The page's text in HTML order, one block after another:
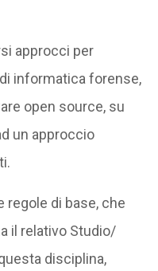
approcci per
informatica forense,
open source, su
un approccio
regole di base, che
il relativo Studio/
disciplina,